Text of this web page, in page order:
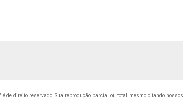
" é de direito reservado. Sua reprodução, parcial ou total, mesmo citando